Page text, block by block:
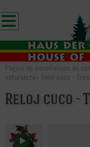
Página de inicioRelojes de
naturaleza» Reloj cuco -
Reloj cuco -